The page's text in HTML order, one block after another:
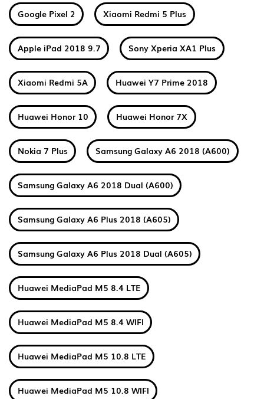
Google Pixel 2 Xiaomi Redmi 5 Plus
Apple iPad 2018 9.7 Sony Xperia XA1 Plus
Xiaomi Redmi 5A Huawei Y7 Prime 2018
Huawei Honor 10 Huawei Honor 7X
Nokia 7 Plus Samsung Galaxy A6 2018 (A600)
Samsung Galaxy A6 2018 Dual (A600)
Samsung Galaxy A6 Plus 2018 (A605)
Samsung Galaxy A6 Plus 2018 Dual (A605)
Huawei MediaPad M5 8.4 LTE
Huawei MediaPad M5 8.4 WIFI
Huawei MediaPad M5 10.8 LTE
Huawei MediaPad M5 10.8 WIFI